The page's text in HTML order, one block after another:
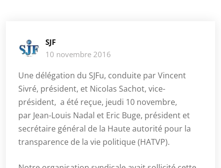
SJF
10 novembre 2016
Une délégation du SJFu, conduite par Vincent
Sivré, président, et Nicolas Sachot, vice-
président, a été reçue, jeudi 10 novembre,
par Jean-Louis Nadal et Eric Buge, président et
secrétaire général de la Haute autorité pour la
transparence de la vie politique (HATVP).